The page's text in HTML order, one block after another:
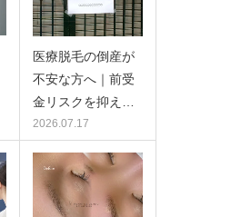
医療脱毛の倒産が
不安な方へ｜前受
金リスクを抑え…
2026.07.17